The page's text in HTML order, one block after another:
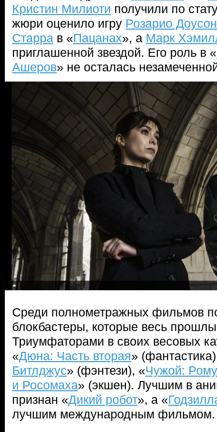
Кристин Милиоти получили по
жюри оценило игру Розарио Доусон
Старра в «Пацанах», а Марк
приглашенной звездой. Его роль в «
Ашеров» не осталась
Среди полнометражных фильмов
блокбастеры, которые весь
Триумфаторами в своих весовых
«Дюна: Часть вторая»
Битлджус» (фэнтези), «Чужой:
и Росомаха» (экшен). Лучшим в
признан «Дикий робот», а «
лучшим международным фильмом.